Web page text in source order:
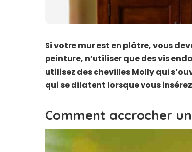
Si votre mur est en plâtre, vous
peinture, n’utiliser que des vis
utilisez des chevilles Molly qui
qui se dilatent lorsque vous
Comment accrocher